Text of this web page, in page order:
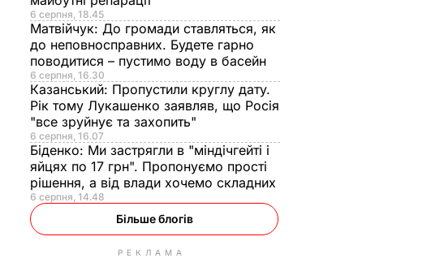
6 серпня, 18.45
Матвійчук: До громади ставляться, як
до неповносправних. Будете гарно
поводитися – пустимо воду в басейн
6 серпня, 16.30
Казанський: Пропустили круглу дату.
Рік тому Лукашенко заявляв, що Росія
"все зруйнує та захопить"
6 серпня, 16.07
Біденко: Ми застрягли в "міндічгейті і
яйцях по 17 грн". Пропонуємо прості
рішення, а від влади хочемо складних
6 серпня, 14.48
Більше блогів
РЕКЛАМА